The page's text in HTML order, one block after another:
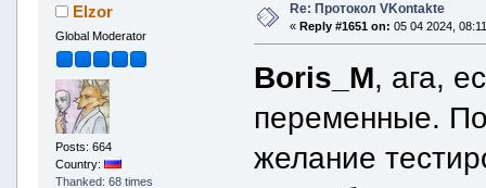
Elzor
Global Moderator
Posts: 664
Country:
Thanked: 68 times
Re: Протокол VKontakte
« Reply #1651 on: 05 04 2024,
Boris_M, ага,
переменные.
желание